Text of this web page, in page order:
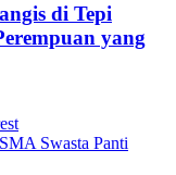
di Tepi
yang